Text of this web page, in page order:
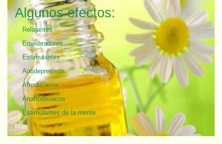
Algunos efectos:
Relajantes
Equilibradores
Estimulantes
Antidepresivos
Afrodisíacos
Anafrodisíacos
Estimulantes de la mente
Más